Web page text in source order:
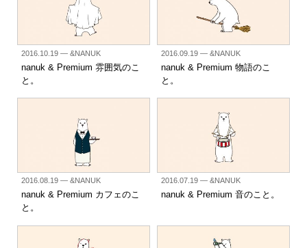
2016.10.19— &NANUK
nanuk & Premium 雰囲気のこ
と。
2016.09.19— &NANUK
nanuk & Premium 物語のこ
と。
2016.08.19— &NANUK
nanuk & Premium カフェのこ
と。
2016.07.19— &NANUK
nanuk & Premium 音のこと。